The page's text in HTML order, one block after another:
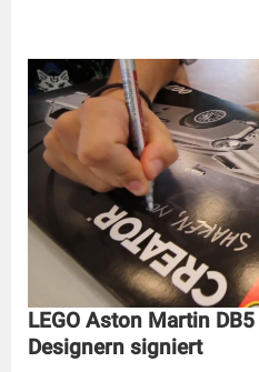
LEGO Aston Martin
Designern signiert